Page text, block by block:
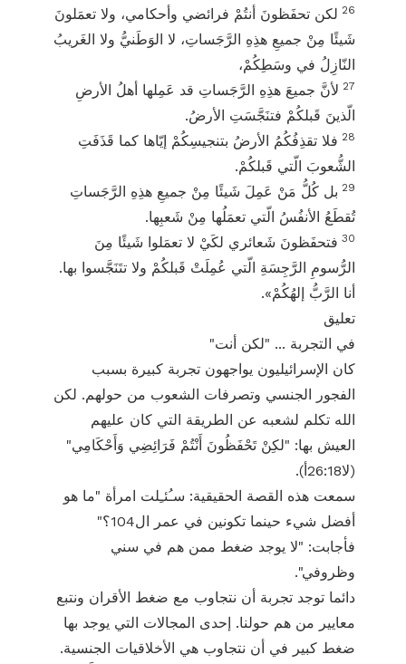
26 لكن تحفَظونَ أنتُمْ فرائضي وأحكامي، ولا تعمَلونَ
شَيئًا مِنْ جميعِ هذِهِ الرَّجَساتِ، لا الوَطَنيُّ ولا الغَريبُ
النّازِلُ في وسَطِكُمْ،
27 لأنَّ جميعَ هذِهِ الرَّجَساتِ قد عَمِلها أهلُ الأرضِ
الّذينَ قَبلكُمْ فتنَجَّسَتِ الأرضُ.
28 فلا تقذِفُكُمُ الأرضُ بتنجيسِكُمْ إيّاها كما قَذَفَتِ
الشُّعوبَ الّتي قَبلكُمْ.
29 بل كُلُّ مَنْ عَمِلَ شَيئًا مِنْ جميعِ هذِهِ الرَّجَساتِ
تُقطَعُ الأنفُسُ الّتي تعمَلُها مِنْ شَعبِها.
30 فتحفَظونَ شَعائري لكَيْ لا تعمَلوا شَيئًا مِنَ
الرُّسومِ الرَّجِسَةِ الّتي عُمِلَتْ قَبلكُمْ ولا تتَنَجَّسوا بها.
أنا الرَّبُّ إلهُكُمْ».
تعليق
في التجربة ... "لكن أنت"
كان الإسرائيليون يواجهون تجربة كبيرة بسبب
الفجور الجنسي وتصرفات الشعوب من حولهم. لكن
الله تكلم لشعبه عن الطريقة التي كان عليهم
العيش بها: "لكِنْ تَحْفَظُونَ أَنْتُمْ فَرَائِضِي وَأَحْكَامِي"
(لا26:18أ).
سمعت هذه القصة الحقيقية: سـُئـِلت امرأة "ما هو
أفضل شيء حينما تكونين في عمر ال104؟"
فأجابت: "لا يوجد ضغط ممن هم في سني
وظروفي".
دائما توجد تجربة أن نتجاوب مع ضغط الأقران ونتبع
معايير من هم حولنا. إحدى المجالات التي يوجد بها
ضغط كبير في أن نتجاوب هي الأخلاقيات الجنسية.